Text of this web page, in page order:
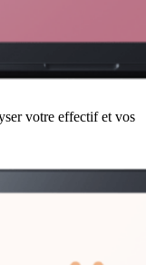
votre effectif et vos